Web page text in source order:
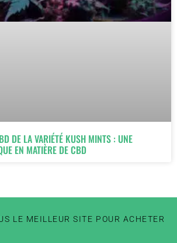
DE LA VARIÉTÉ KUSH MINTS : UNE
EN MATIÈRE DE CBD
LE MEILLEUR SITE POUR ACHETER